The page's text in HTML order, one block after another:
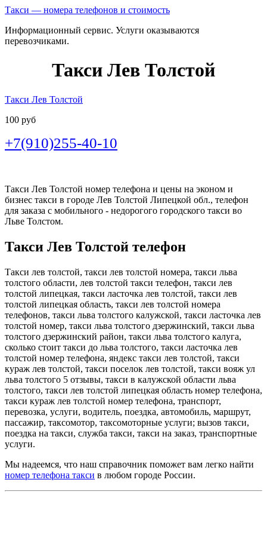
Такси — номера телефонов и стоимость
Информационный сервис. Услуги оказываются
перевозчиками.
Такси Лев Толстой
Такси Лев Толстой
100 руб
+7(910)255-40-10
Такси Лев Толстой номер телефона и цены на эконом и
бизнес такси в городе Лев Толстой Липецкой обл., телефон
для заказа с мобильного - недорогого городского такси во
Льве Толстом.
Такси Лев Толстой телефон
Такси лев толстой, такси лев толстой номера, такси льва
толстого области, лев толстой такси телефон, такси лев
толстой липецкая, такси ласточка лев толстой, такси лев
толстой липецкая область, такси лев толстой номера
телефонов, такси льва толстого калужской, такси ласточка лев
толстой номер, такси льва толстого дзержинский, такси льва
толстого дзержинский район, такси льва толстого калуга,
сколько стоит такси до льва толстого, такси ласточка лев
толстой номер телефона, яндекс такси лев толстой, такси
кураж лев толстой, такси поселок лев толстой, такси вояж ул
льва толстого 5 отзывы, такси в калужской области льва
толстого, такси лев толстой липецкая область номер телефона,
такси кураж лев толстой номер телефона, транспорт,
перевозка, услуги, водитель, поездка, автомобиль, маршрут,
пассажир, таксомотор, таксомоторные услуги; вызов такси,
поездка на такси, служба такси, такси на заказ, транспортные
услуги.
Мы надеемся, что наш справочник поможет вам легко найти
номер телефона такси в любом городе России.